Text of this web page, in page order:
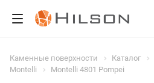
Каменные поверхности Каталог
Montelli
Montelli 4801 Pompei